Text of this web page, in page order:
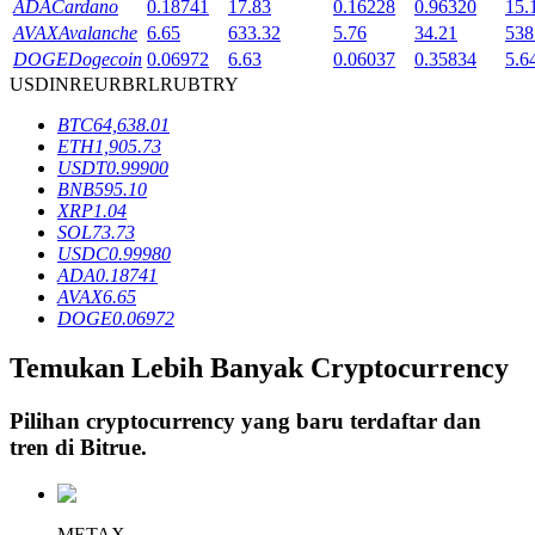
Penguncian BTR
Investasi eksklusif untuk pemegang BTR
Pinjaman
ADACardano 0.18741 17.83 0.16228 0.96320
AVAXAvalanche 6.65 633.32 5.76 34.21
DOGEDogecoin 0.06972 6.63 0.06037 0.35834
USDINREURBRLRUBTRY
BTC64,638.01
ETH1,905.73
USDT0.99900
BNB595.10
XRP1.04
SOL73.73
USDC0.99980
ADA0.18741
AVAX6.65
DOGE0.06972
Temukan Lebih Banyak Cryptocurrency
Pilihan cryptocurrency yang baru terdaftar dan
tren di Bitrue.